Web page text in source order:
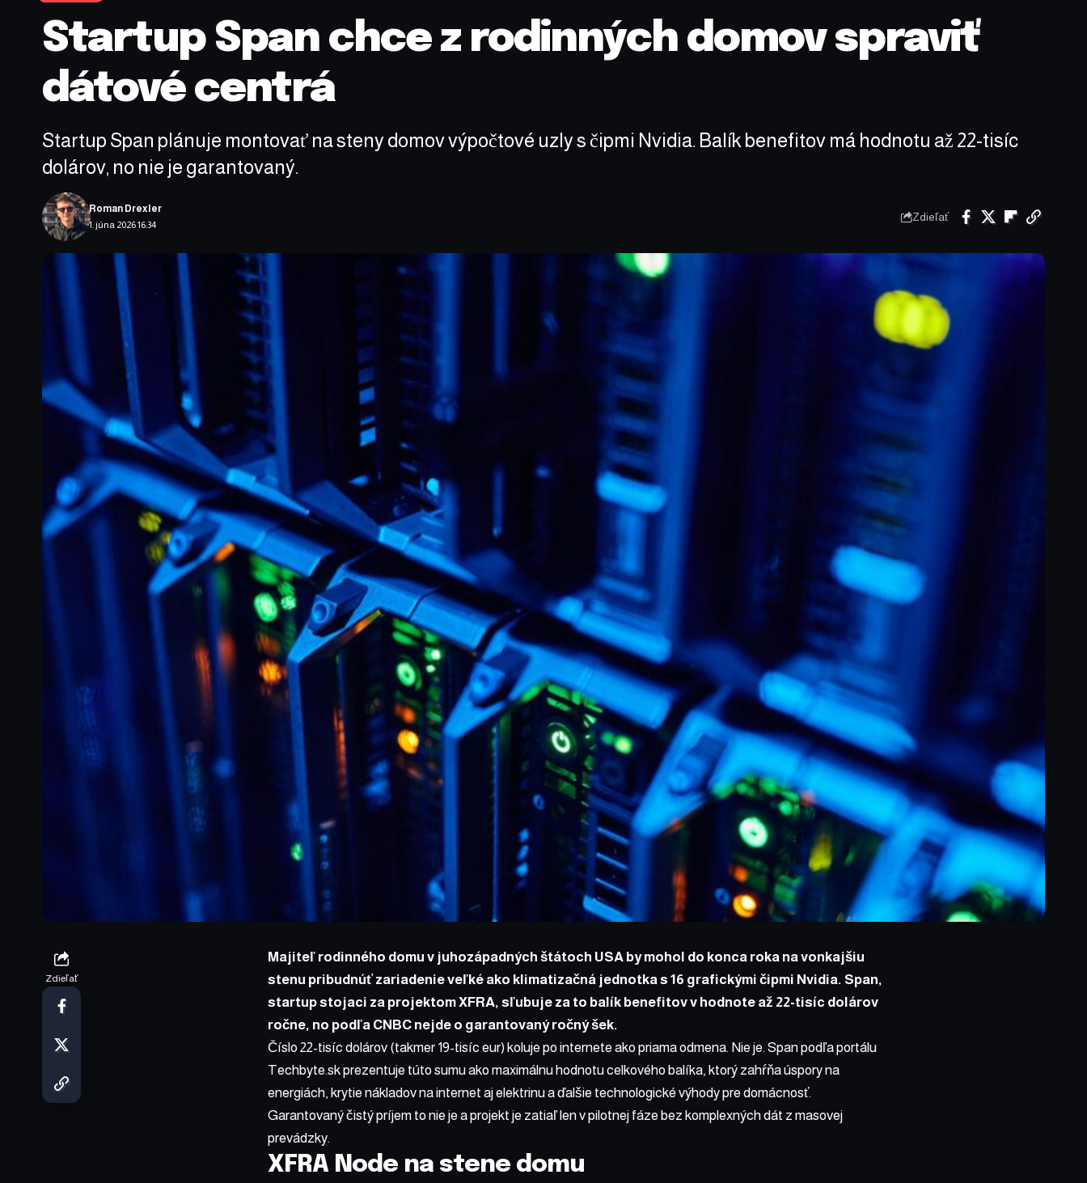
Startup Span chce z rodinných domov spraviť
dátové centrá
Startup Span plánuje montovať na steny domov výpočtové uzly s čipmi Nvidia. Balík benefitov má hodnotu až 22-tisíc
dolárov, no nie je garantovaný.
1. júna 2026 16:34
Roman Drexler
Zdieľať
Zdieľať
Majiteľ rodinného domu v juhozápadných štátoch USA by mohol do konca roka na vonkajšiu
stenu pribudnúť zariadenie veľké ako klimatizačná jednotka s 16 grafickými čipmi Nvidia. Span,
startup stojaci za projektom XFRA, sľubuje za to balík benefitov v hodnote až 22-tisíc dolárov
ročne, no podľa CNBC nejde o garantovaný ročný šek.
Číslo 22-tisíc dolárov (takmer 19-tisíc eur) koluje po internete ako priama odmena. Nie je. Span podľa portálu
Techbyte.sk prezentuje túto sumu ako maximálnu hodnotu celkového balíka, ktorý zahŕňa úspory na
energiách, krytie nákladov na internet aj elektrinu a ďalšie technologické výhody pre domácnosť.
Garantovaný čistý príjem to nie je a projekt je zatiaľ len v pilotnej fáze bez komplexných dát z masovej
prevádzky.
XFRA Node na stene domu